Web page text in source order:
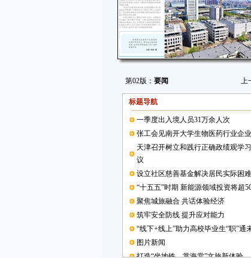
第02版： 要闻 上
标题导航
一季度出入境人员31万余人次
张工会见南开大学生物医药行业企
天津召开树立和践行正确政绩观学
议
设立社区慈善基金解决居民实际困难
“十五五”时期 新能源领域投资将超
聚焦城旅融合 共话体验经济
筑牢安全防线 提升应对能力
“线下+线上”助力高校毕业生“职”通
图片新闻
打造“坐地铁、赏海棠”文旅新体验